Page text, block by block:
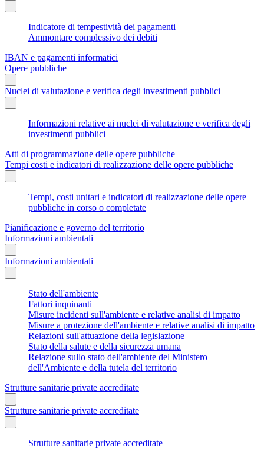
Indicatore di tempestività dei pagamenti
Ammontare complessivo dei debiti
IBAN e pagamenti informatici
Opere pubbliche
Nuclei di valutazione e verifica degli investimenti pubblici
Informazioni relative ai nuclei di valutazione e verifica degli
investimenti pubblici
Atti di programmazione delle opere pubbliche
Tempi costi e indicatori di realizzazione delle opere pubbliche
Tempi, costi unitari e indicatori di realizzazione delle opere
pubbliche in corso o completate
Pianificazione e governo del territorio
Informazioni ambientali
Informazioni ambientali
Stato dell'ambiente
Fattori inquinanti
Misure incidenti sull'ambiente e relative analisi di impatto
Misure a protezione dell'ambiente e relative analisi di impatto
Relazioni sull'attuazione della legislazione
Stato della salute e della sicurezza umana
Relazione sullo stato dell'ambiente del Ministero
dell'Ambiente e della tutela del territorio
Strutture sanitarie private accreditate
Strutture sanitarie private accreditate
Strutture sanitarie private accreditate